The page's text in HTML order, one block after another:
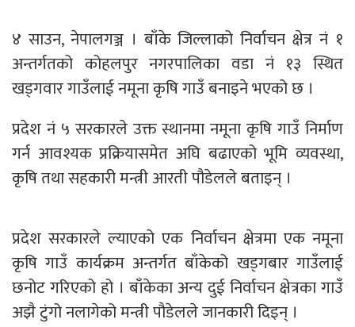
४ साउन, नेपालगञ्ज । बाँके जिल्लाको निर्वाचन क्षेत्र नं १
अन्तर्गतको कोहलपुर नगरपालिका वडा नं १३ स्थित
खड्गवार गाउँलाई नमूना कृषि गाउँ बनाइने भएको छ ।
प्रदेश नं ५ सरकारले उक्त स्थानमा नमूना कृषि गाउँ निर्माण
गर्न आवश्यक प्रक्रियासमेत अघि बढाएको भूमि व्यवस्था,
कृषि तथा सहकारी मन्त्री आरती पौडेलले बताइन् ।
प्रदेश सरकारले ल्याएको एक निर्वाचन क्षेत्रमा एक नमूना
कृषि गाउँ कार्यक्रम अन्तर्गत बाँकेको खड्गबार गाउँलाई
छनोट गरिएको हो । बाँकेका अन्य दुई निर्वाचन क्षेत्रका गाउँ
अझै टुंगो नलागेको मन्त्री पौडेलले जानकारी दिइन् ।